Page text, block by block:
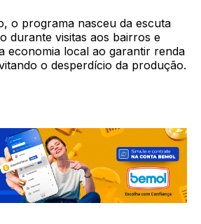
o programa nasceu da escuta
durante visitas aos bairros e
economia local ao garantir renda
o desperdício da produção.